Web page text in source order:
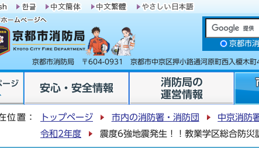
京都市
京都市消防局 〒604-0931 京都市中京区押小路通河原町西入榎木
ージ 安心・安全情報
消防局の
運営情報
位置： トップページ 市内の消防署・消防団 中京消防
令和2年度
震度6強地震発生！！教業学区総合防災